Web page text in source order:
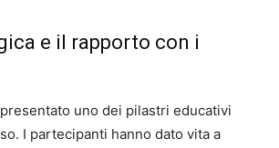
e il rapporto con i
uno dei pilastri educativi
I partecipanti hanno dato vita a